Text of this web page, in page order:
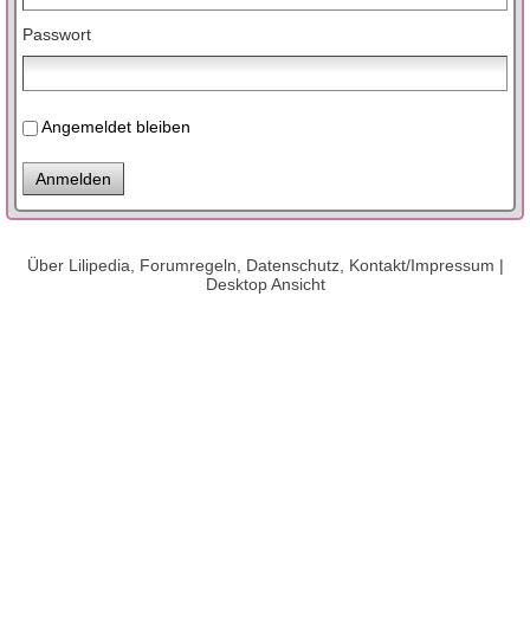
Passwort
Angemeldet bleiben
Über Lilipedia, Forumregeln, Datenschutz, Kontakt/Impressum |
Desktop Ansicht